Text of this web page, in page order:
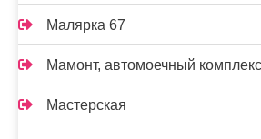
Малярка 67
Мамонт, автомоечный комплекс
Мастерская